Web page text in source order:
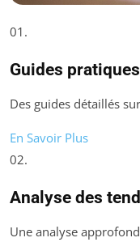
01.
Guides pratiques
Des guides détaillés
En Savoir Plus
02.
Analyse des
Une analyse